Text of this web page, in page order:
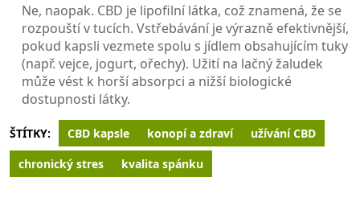
Ne, naopak. CBD je lipofilní látka, což znamená, že se
rozpouští v tucích. Vstřebávání je výrazně efektivnější,
pokud kapsli vezmete spolu s jídlem obsahujícím tuky
(např. vejce, jogurt, ořechy). Užití na lačný žaludek
může vést k horší absorpci a nižší biologické
dostupnosti látky.
ŠTÍTKY: CBD kapsle konopí a zdraví
užívání CBD
chronický stres
kvalita spánku